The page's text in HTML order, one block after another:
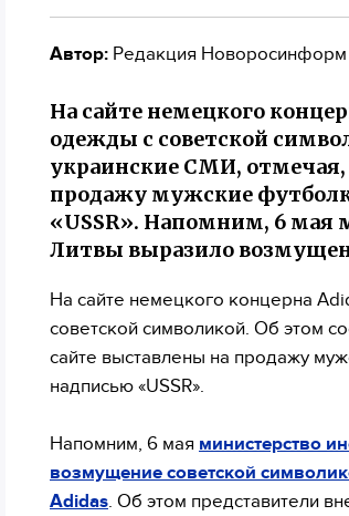
Автор: Редакция Новоросинформ
На сайте немецкого
одежды с советской
украинские СМИ, отмечая,
продажу мужские
«USSR». Напомним, 6 мая
Литвы выразило
На сайте немецкого концерна
советской символикой. Об этом
сайте выставлены на продажу
надписью «USSR».
Напомним, 6 мая министерство
возмущение советской
Adidas . Об этом представители